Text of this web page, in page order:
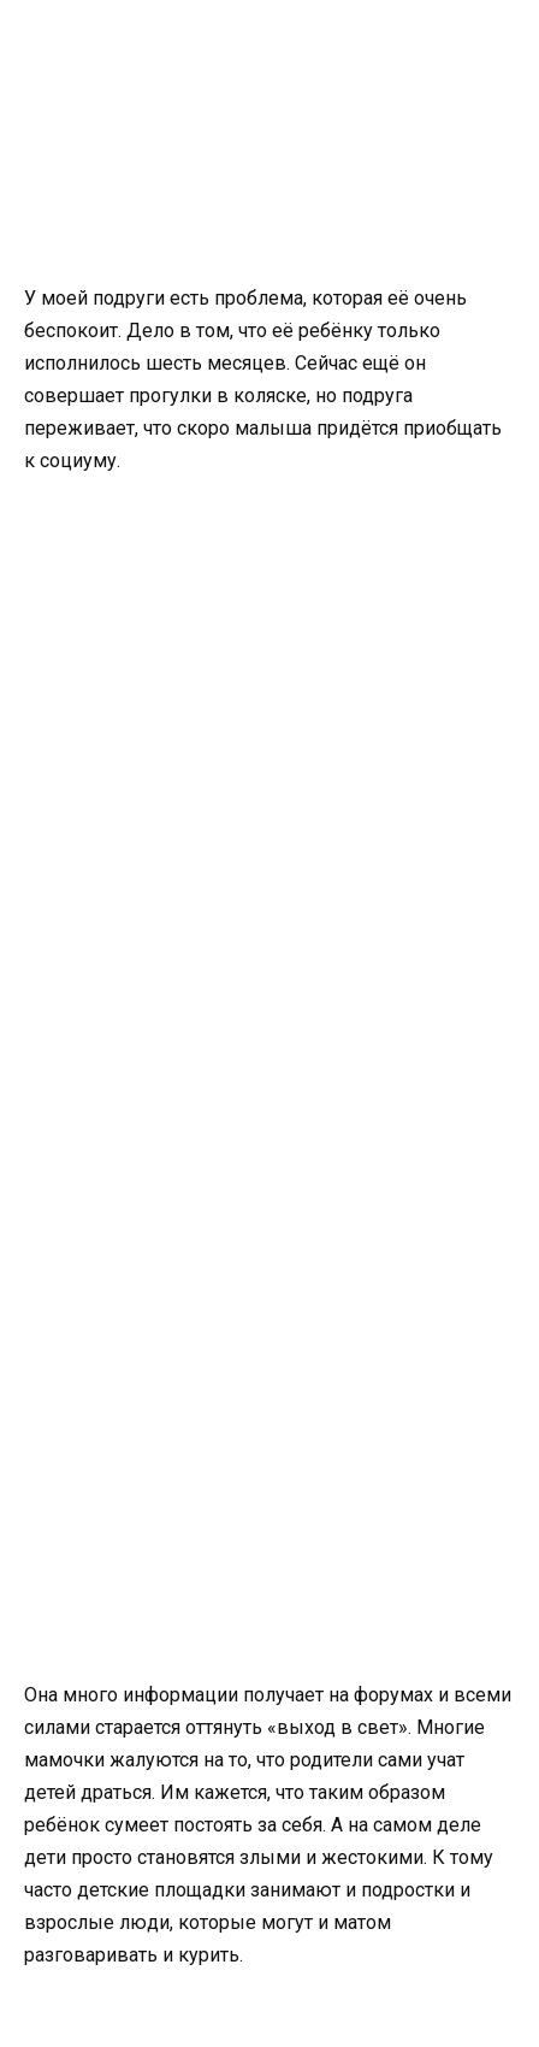
У моей подруги есть проблема, которая её очень
беспокоит. Дело в том, что её ребёнку только
исполнилось шесть месяцев. Сейчас ещё он
совершает прогулки в коляске, но подруга
переживает, что скоро малыша придётся приобщать
к социуму.
Она много информации получает на форумах и всеми
силами старается оттянуть «выход в свет». Многие
мамочки жалуются на то, что родители сами учат
детей драться. Им кажется, что таким образом
ребёнок сумеет постоять за себя. А на самом деле
дети просто становятся злыми и жестокими. К тому
часто детские площадки занимают и подростки и
взрослые люди, которые могут и матом
разговаривать и курить.